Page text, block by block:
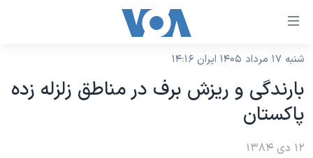
لینکهای
دسترسی
جهش
محتوای
اصلی
نسخه سبک وب‌سایت
موضوع ها
ایران
برنامه های تلویزیونی
شنبه ۱۷ مرداد ۱۴۰۵ ایران ۱۴:۱۶
بارندگی و ريزش برف در مناطق زلزله زده
پاکستان
۱۲ دی ۱۳۸۴